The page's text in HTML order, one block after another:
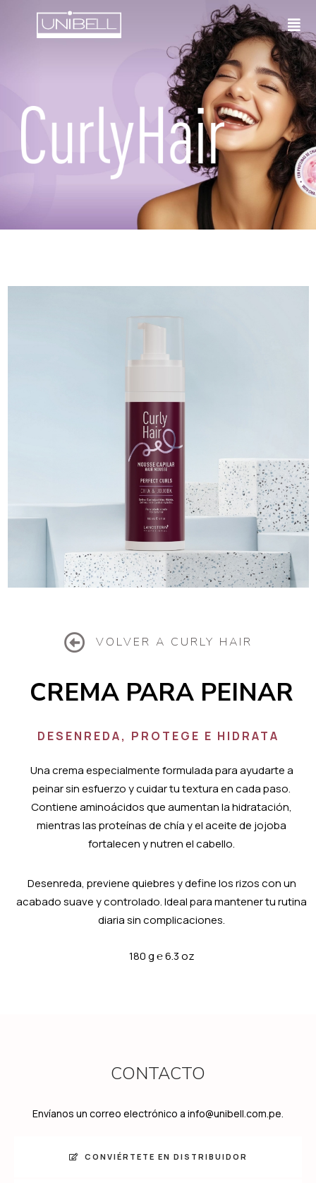
VOLVER A CURLY HAIR
CREMA PARA PEINAR
DESENREDA, PROTEGE E HIDRATA
Una crema especialmente formulada para ayudarte a
peinar sin esfuerzo y cuidar tu textura en cada paso.
Contiene aminoácidos que aumentan la hidratación,
mientras las proteínas de chía y el aceite de jojoba
fortalecen y nutren el cabello.
Desenreda, previene quiebres y define los rizos con un
acabado suave y controlado. Ideal para mantener tu rutina
diaria sin complicaciones.
180 g℮6.3 oz
CONTACTO
Envíanos un correo electrónico a info@unibell.com.pe.
CONVIÉRTETE EN DISTRIBUIDOR